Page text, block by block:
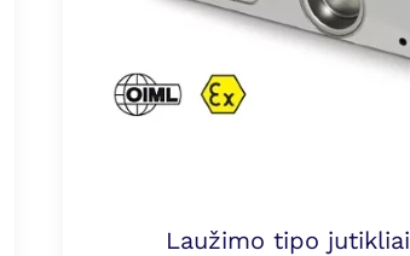
Laužimo tipo jutikliai